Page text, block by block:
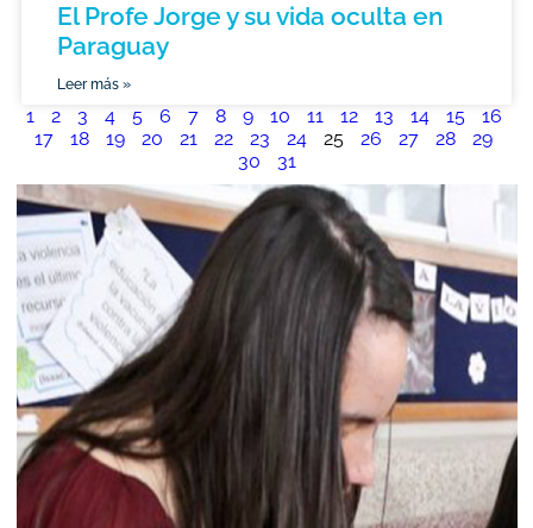
El Profe Jorge y su vida oculta en
Paraguay
Leer más »
1 2 3 4 5 6 7 8 9 10 11 12 13 14 15
16
17
18 19 20 21 22 23 24 25 26 27 28
29
30
31